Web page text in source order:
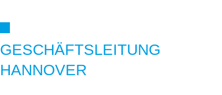
GESCHÄFTSLEITUNG
HANNOVER